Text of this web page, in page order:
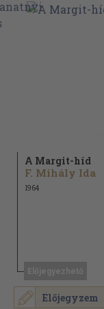
Előjegyzem
A Margit-híd
F. Mihály Ida
1964